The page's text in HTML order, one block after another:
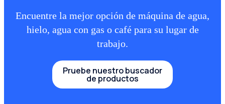
Encuentre la mejor opción de máquina de agua,
hielo, agua con gas o café para su lugar de
trabajo.
Pruebe nuestro buscador
de productos